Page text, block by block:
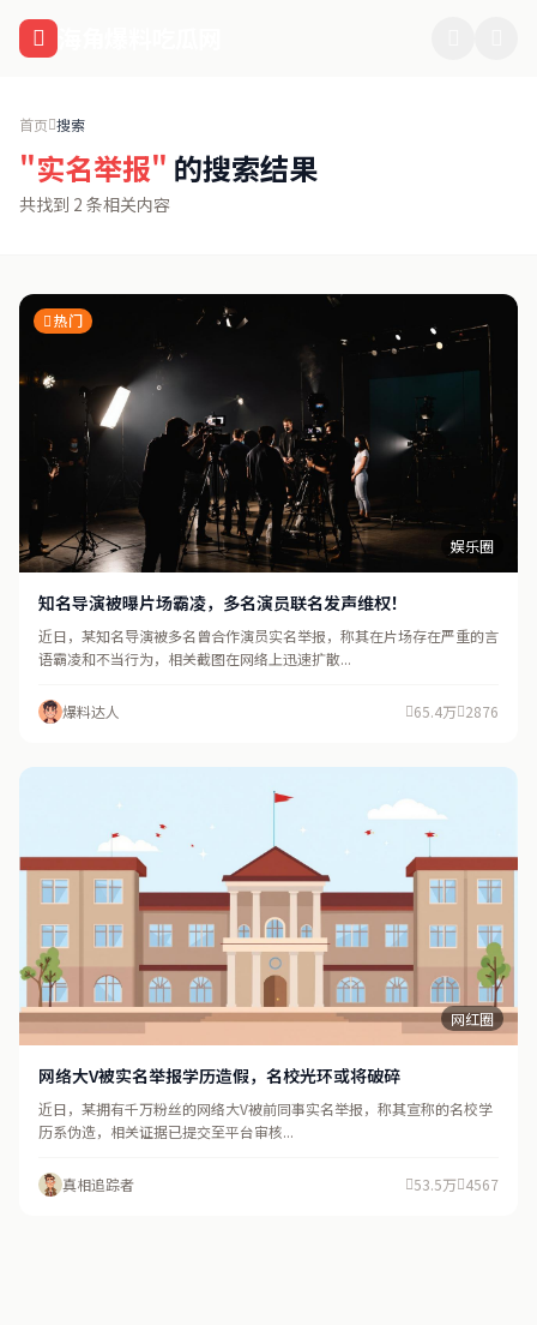
跳过导航
首页 搜索
"实名举报" 的搜索结果
共找到 2 条相关内容
热门
娱乐圈
知名导演被曝片场霸凌，多名演员联名发声维权！
近日，某知名导演被多名曾合作演员实名举报，称其在片场存在严重的言
语霸凌和不当行为，相关截图在网络上迅速扩散...
爆料达人 65.4万 2876
网红圈
网络大V被实名举报学历造假，名校光环或将破碎
近日，某拥有千万粉丝的网络大V被前同事实名举报，称其宣称的名校学
历系伪造，相关证据已提交至平台审核...
真相追踪者 53.5万 4567